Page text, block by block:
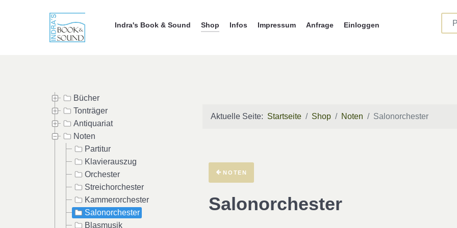
Indra's Book & Sound Shop Infos Impressum Anfrage Einloggen
Bücher
Tonträger
Antiquariat
Noten
Partitur
Klavierauszug
Orchester
Streichorchester
Kammerorchester
Salonorchester
Blasmusik
Aktuelle Seite: Startseite Shop Noten Salonorchester
NOTEN
Salonorchester